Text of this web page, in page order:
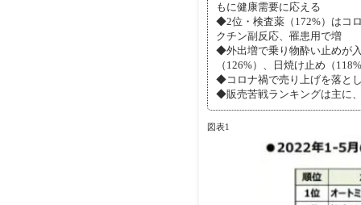
もに健康需要に応える
◆2位・検査薬（172%）はコ
クチン副反応、罹患用で増
◆外出増で乗り物酔い止めが
（126%）、日焼け止め（
◆コロナ禍で売り上げを落と
◆販売苦戦ランキングは主に
図表1